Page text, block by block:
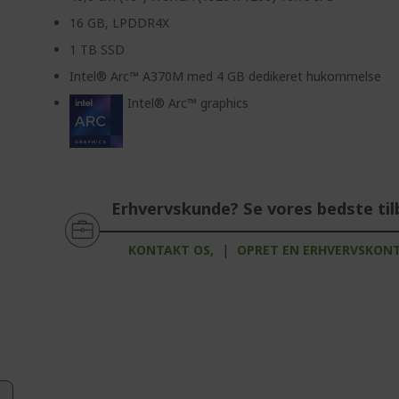
16 GB, LPDDR4X
1 TB SSD
Intel® Arc™ A370M med 4 GB dedikeret hukommelse
Intel® Arc™ graphics
Erhvervskunde? Se vores bedste
KONTAKT OS, | OPRET EN